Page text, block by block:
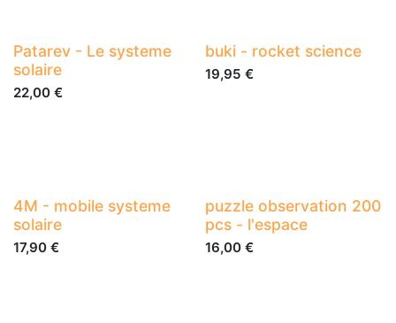
Patarev - Le systeme
solaire
22,00 €
buki - rocket science
19,95 €
4M - mobile systeme
solaire
17,90 €
puzzle observation 200
pcs - l'espace
16,00€